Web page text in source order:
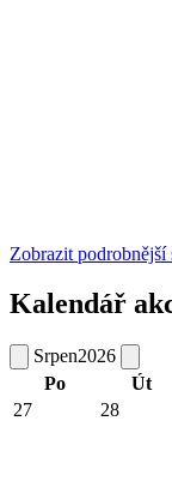
Zobrazit podrobnější
Kalendář
Srpen2026
Po
Út
27
28